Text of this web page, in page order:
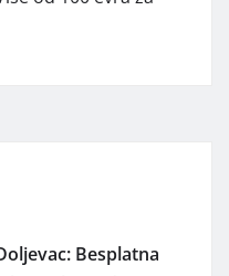
2022. počinje u
od 100 evra za